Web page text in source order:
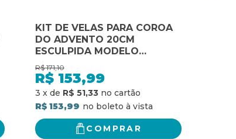
KIT DE VELAS PARA COROA
DO ADVENTO 20CM
ESCULPIDA MODELO
ESTRELA - BRANCA VERDE
ROXA ROSA
R$ 171,10
R$ 153,99
3 x de R$ 51,33
R$ 153,99
COMPRAR